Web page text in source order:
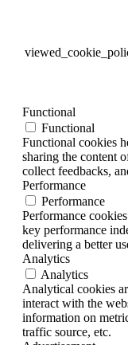
Functional
Functional
Functional cookies
sharing the content
collect feedbacks,
Performance
Performance
Performance
key performance
delivering a better
Analytics
Analytics
Analytical cookies
interact with the
information on
traffic source, etc.